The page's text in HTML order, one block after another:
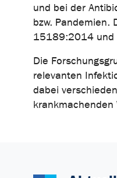
und bei der
bzw. Pandemien.
15189:2014 und
Die
relevanten
dabei
krankmachenden